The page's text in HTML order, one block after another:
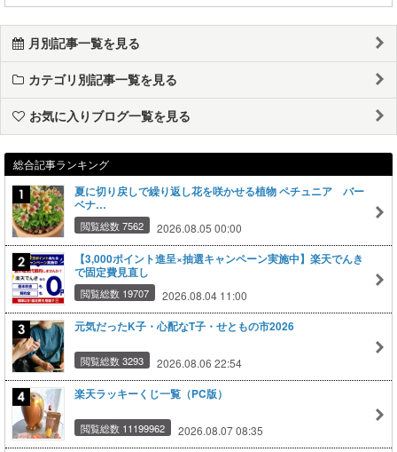
月別記事一覧を見る
カテゴリ別記事一覧を見る
お気に入りブログ一覧を見る
総合記事ランキング
夏に切り戻しで繰り返し花を咲かせる植物 ペチュニア バー
ベナ…
閲覧総数 7562 2026.08.05 00:00
【3,000ポイント進呈×抽選キャンペーン実施中】楽天でんき
で固定費見直し
閲覧総数 19707 2026.08.04 11:00
元気だったK子・心配なT子・せともの市2026
閲覧総数 3293 2026.08.06 22:54
楽天ラッキーくじ一覧（PC版）
閲覧総数 11199962 2026.08.07 08:35